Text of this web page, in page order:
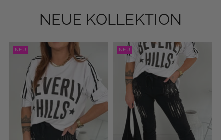
NEUE KOLLEKTION
NEU NEU